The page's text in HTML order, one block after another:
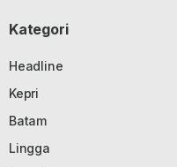
Kategori
Headline
Kepri
Batam
Lingga